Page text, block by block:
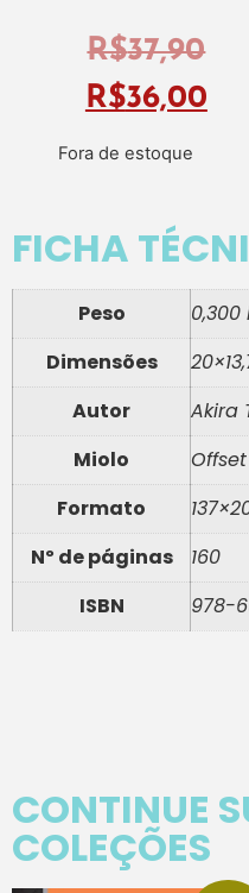
R$37,90
R$36,00
Fora de estoque
FICHA
Peso
0,300
Dimensões
Autor
Akira
Miolo
Formato
Nº de páginas
160
ISBN
978-
CONTINUE
COLEÇÕES